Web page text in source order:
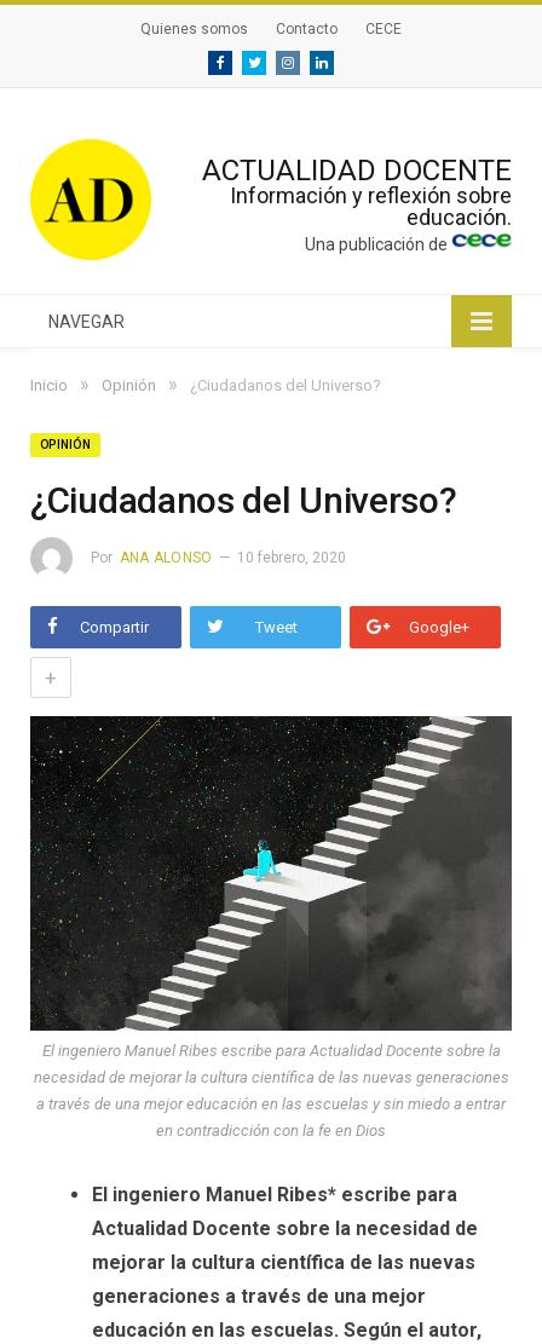
Quienes somos Contacto CECE
FacebookTwitterInstagramLinkedin
ACTUALIDAD DOCENTE
Información y reflexión sobre
educación.
Una publicación de
NAVEGAR
Inicio » Opinión » ¿Ciudadanos del Universo?
OPINIÓN
¿Ciudadanos del Universo?
Por ANA ALONSO 10 febrero, 2020
Compartir Tweet Google+
+
El ingeniero Manuel Ribes escribe para Actualidad Docente sobre la
necesidad de mejorar la cultura científica de las nuevas generaciones
a través de una mejor educación en las escuelas y sin miedo a entrar
en contradicción con la fe en Dios
El ingeniero Manuel Ribes* escribe para
Actualidad Docente sobre la necesidad de
mejorar la cultura científica de las nuevas
generaciones a través de una mejor
educación en las escuelas. Según el autor,